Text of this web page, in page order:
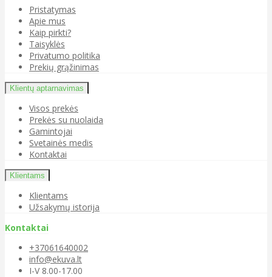
Pristatymas
Apie mus
Kaip pirkti?
Taisyklės
Privatumo politika
Prekių grąžinimas
Klientų aptarnavimas
Visos prekės
Prekės su nuolaida
Gamintojai
Svetainės medis
Kontaktai
Klientams
Klientams
Užsakymų istorija
Kontaktai
+37061640002
info@ekuva.lt
I-V 8.00-17.00